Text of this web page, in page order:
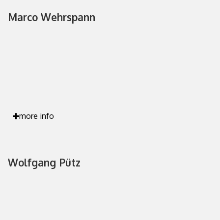
Marco Wehrspann
more info
Wolfgang Pütz